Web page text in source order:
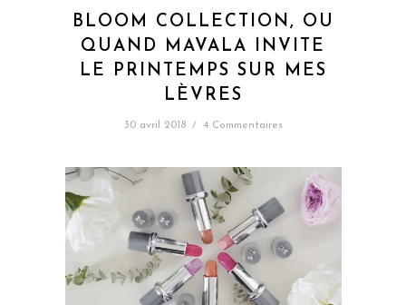
BLOOM COLLECTION, OU
QUAND MAVALA INVITE
LE PRINTEMPS SUR MES
LÈVRES
30 avril 2018 / 4 Commentaires